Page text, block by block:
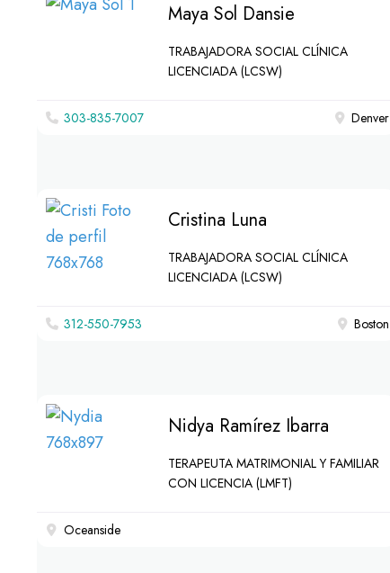
Maya Sol Dansie
TRABAJADORA SOCIAL CLÍNICA
LICENCIADA (LCSW)
303-835-7007 Denver
Cristina Luna
TRABAJADORA SOCIAL CLÍNICA
LICENCIADA (LCSW)
312-550-7953 Boston
Nidya Ramírez Ibarra
TERAPEUTA MATRIMONIAL Y FAMILIAR
CON LICENCIA (LMFT)
Oceanside